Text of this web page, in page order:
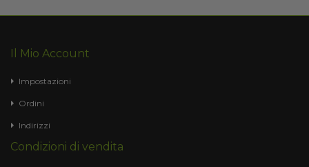
Il Mio Account
Impostazioni
Ordini
Indirizzi
Condizioni di vendita